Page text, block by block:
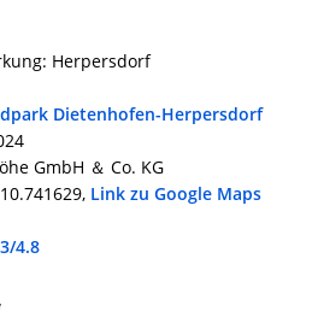
Herpersdorf
Dietenhofen-Herpersdorf
GmbH ＆ Co. KG
Link zu Google Maps
4.8